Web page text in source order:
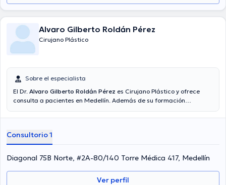
Alvaro Gilberto Roldán Pérez
Cirujano Plástico
Sobre el especialista
El Dr. Alvaro Gilberto Roldán Pérez es Cirujano Plástico y ofrece
consulta a pacientes en Medellín. Además de su formación
su área de especialidad. El Dr. lleva más de años de experiencia
miembro de diversas asociaciones médicas. Alvaro Gilberto Roldán
Pérez ha contribuido en innumerables conferencias con el fin de
tener una formación continua en su disciplina de especialización y
ha difundido importantes ediciones. Para finalizar, el doctor puede
hablar Español en su consultorio.
Consultorio 1
Diagonal 75B Norte, #2A-80/140 Torre Médica 417, Medellín
Ver perfil